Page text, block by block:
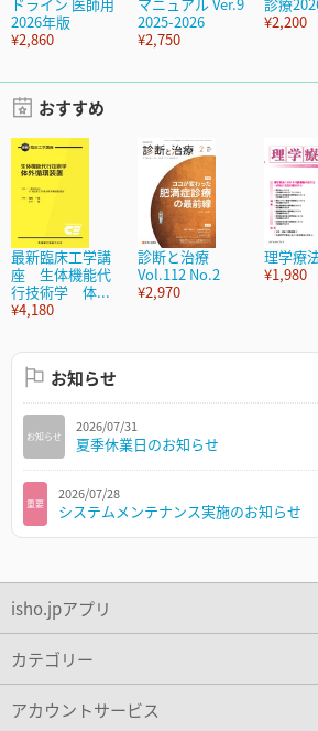
2026年版
¥2,860
2025-2026
¥2,750
¥2,200
おすすめ
最新臨床工学講
座 生体機能代
行技術学 体...
¥4,180
診断と治療
Vol.112 No.2
¥2,970
理学療
¥1,980
お知らせ
2026/07/31
お知らせ 夏季休業日のお知らせ
2026/07/28
重要 システムメンテナンス実施のお知らせ
isho.jpアプリ
カテゴリー
アカウントサービス